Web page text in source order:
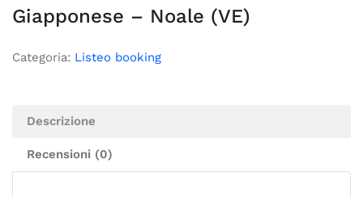
Giapponese – Noale (VE)
Categoria: Listeo booking
Descrizione
Recensioni (0)